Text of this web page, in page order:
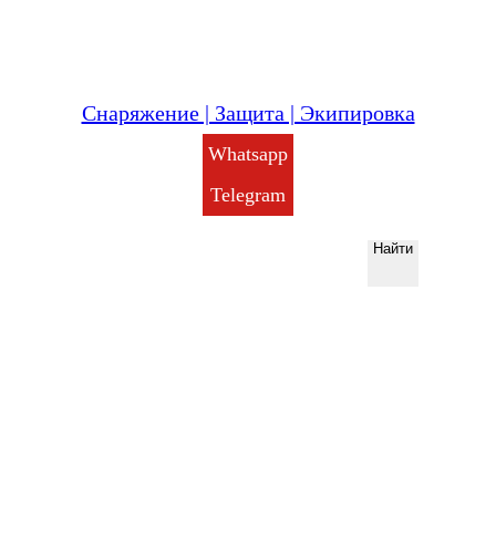
Снаряжение | Защита | Экипировка
Whatsapp
Telegram
Найти